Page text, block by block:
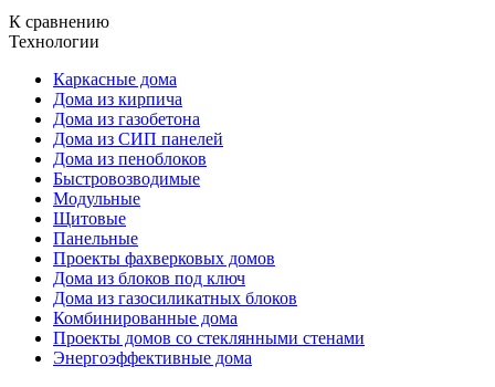
К сравнению
Технологии
Каркасные дома
Дома из кирпича
Дома из газобетона
Дома из СИП панелей
Дома из пеноблоков
Быстровозводимые
Модульные
Щитовые
Панельные
Проекты фахверковых домов
Дома из блоков под ключ
Дома из газосиликатных блоков
Комбинированные дома
Проекты домов со стеклянными стенами
Энергоэффективные дома